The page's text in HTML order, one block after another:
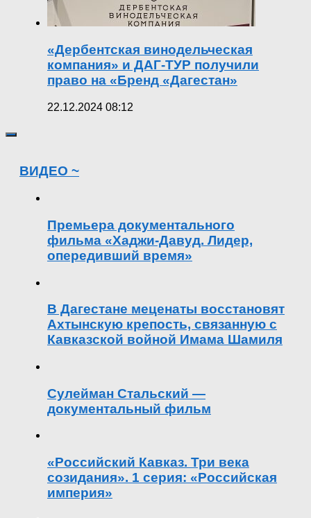
«Дербентская винодельческая
компания» и ДАГ-ТУР получили
право на «Бренд «Дагестан»
22.12.2024 08:12
ВИДЕО ~
Премьера документального
фильма «Хаджи-Давуд. Лидер,
опередивший время»
В Дагестане меценаты восстановят
Ахтынскую крепость, связанную с
Кавказской войной Имама Шамиля
Сулейман Стальский —
документальный фильм
«Российский Кавказ. Три века
созидания». 1 серия: «Российская
империя»